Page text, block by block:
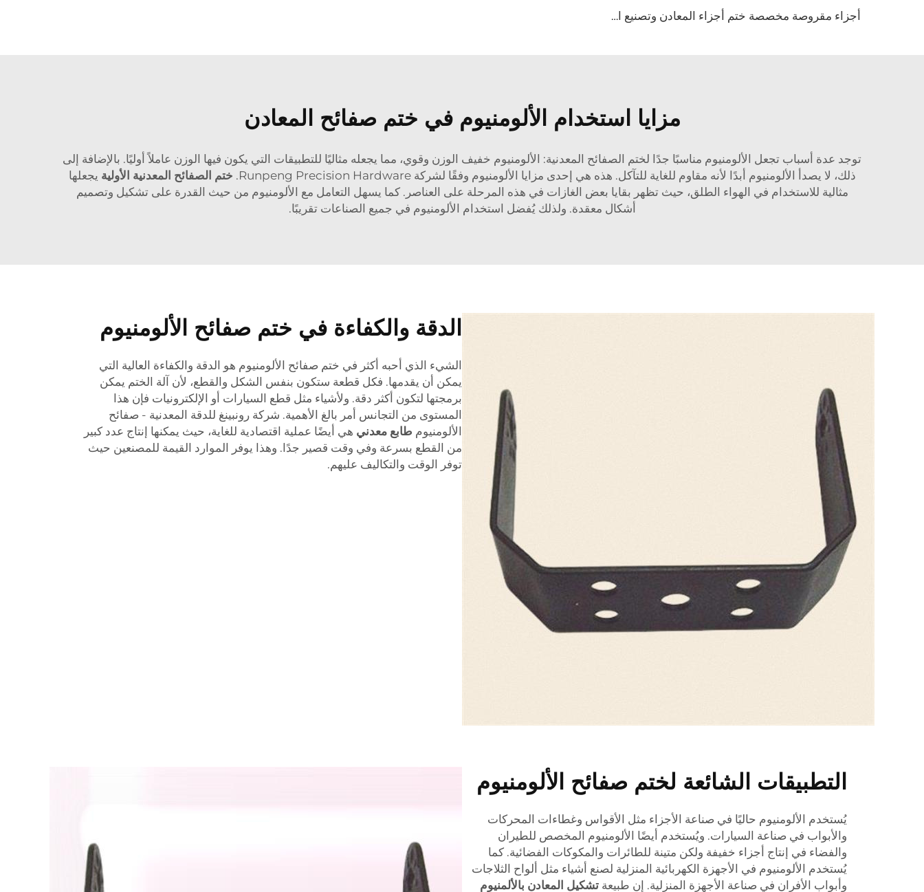
أجزاء مقروصة مخصصة ختم أجزاء المعادن وتصنيع المعادن
مزايا استخدام الألومنيوم في ختم صفائح المعادن
توجد عدة أسباب تجعل الألومنيوم مناسبًا جدًا لختم الصفائح المعدنية: الألومنيوم خفيف الوزن وقوي، مما يجعله مثاليًا للتطبيقات التي يكون فيها الوزن عاملاً أوليًا. بالإضافة إلى
ذلك، لا يصدأ الألومنيوم أبدًا لأنه مقاوم للغاية للتآكل. هذه هي إحدى مزايا الألومنيوم وفقًا لشركة Runpeng Precision Hardware.
ختم الصفائح المعدنية الأولية يجعلها
مثالية للاستخدام في الهواء الطلق، حيث تظهر بقايا بعض الغازات في هذه المرحلة على العناصر. كما يسهل التعامل مع الألومنيوم من حيث القدرة على تشكيل وتصميم
أشكال معقدة. ولذلك يُفضل استخدام الألومنيوم في جميع الصناعات تقريبًا.
الدقة والكفاءة في ختم صفائح الألومنيوم
الشيء الذي أحبه أكثر في ختم صفائح الألومنيوم هو الدقة والكفاءة العالية التي
يمكن أن يقدمها. فكل قطعة ستكون بنفس الشكل والقطع، لأن آلة الختم يمكن
برمجتها لتكون أكثر دقة. ولأشياء مثل قطع السيارات أو الإلكترونيات فإن هذا
المستوى من التجانس أمر بالغ الأهمية. شركة رونبينغ للدقة المعدنية - صفائح
الألومنيوم طابع معدني هي أيضًا عملية اقتصادية للغاية، حيث يمكنها إنتاج عدد كبير
من القطع بسرعة وفي وقت قصير جدًا. وهذا يوفر الموارد القيمة للمصنعين حيث
توفر الوقت والتكاليف عليهم.
التطبيقات الشائعة لختم صفائح الألومنيوم
يُستخدم الألومنيوم حاليًا في صناعة الأجزاء مثل الأقواس وغطاءات المحركات
والأبواب في صناعة السيارات. ويُستخدم أيضًا الألومنيوم المخصص للطيران
والفضاء في إنتاج أجزاء خفيفة ولكن متينة للطائرات والمكوكات الفضائية. كما
يُستخدم الألومنيوم في الأجهزة الكهربائية المنزلية لصنع أشياء مثل ألواح الثلاجات
وأبواب الأفران في صناعة الأجهزة المنزلية. إن طبيعة تشكيل المعادن بالألمنيوم